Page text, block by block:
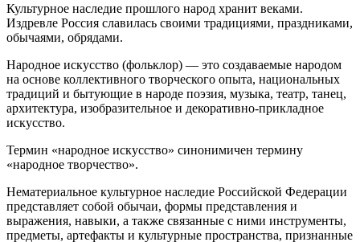
Культурное наследие прошлого народ хранит веками.
Издревле Россия славилась своими традициями, праздниками,
обычаями, обрядами.
Народное искусство (фольклор) — это создаваемые народом
на основе коллективного творческого опыта, национальных
традиций и бытующие в народе поэзия, музыка, театр, танец,
архитектура, изобразительное и декоративно-прикладное
искусство.
Термин «народное искусство» синонимичен термину
«народное творчество».
Нематериальное культурное наследие Российской Федерации
представляет собой обычаи, формы представления и
выражения, навыки, а также связанные с ними инструменты,
предметы, артефакты и культурные пространства, признанные